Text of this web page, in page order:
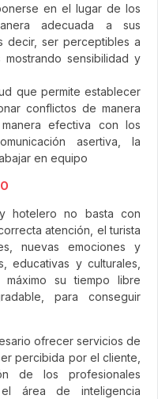
en el lugar de los
adecuada a sus
decir, ser perceptibles a
sensibilidad y
que permite establecer
conflictos de manera
efectiva con los
asertiva, la
en equipo
hotelero no basta con
atención, el turista
nuevas emociones y
educativas y culturales,
su tiempo libre
para conseguir
ofrecer servicios de
percibida por el cliente,
de los profesionales
área de inteligencia